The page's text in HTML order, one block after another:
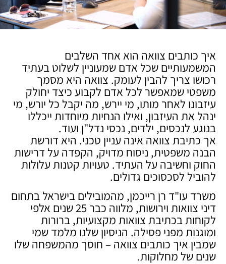
איך כותבים צוואה הוא אחד השלבים
המשמעותיים שכל אדם שמעוניין לשלוט בעתיד
רכושו צריך להבין לעומק. צוואה היא מסמך
משפטי שמאפשר לכל אדם לקבוע כיצד יחולק
עיזבונו לאחר מותו, מי יירש, מה יקבל כל יורש, מי
ינהל את העיזבון, ואילו הנחיות מיוחדות ייכללו
בנוגע לנכסים, ילדים, נכסי נדל"ן ועוד.
אך כתיבת צוואה אינה עניין טכני. היא דורשת
הבנה משפטית, ניסוח מדויק, הקפדה על דרישות
החוק וחשיבה על העתיד. טעויות קטנות עלולות
להוביל לסכסוכים גדולים.
משרד עו"ד רן רייכמן, מהמובילים בישראל בתחום
דיני צוואות וירושות, מלווה כבר 25 שנים אלפי
לקוחות בכתיבת צוואות מקצועיות, ברורות
ומוגנות מפני פסילה. הניסיון שלנו מלמד שמי
שמבין איך כותבים צוואה – חוסך מהמשפחה שלו
שנים של מחלוקות.